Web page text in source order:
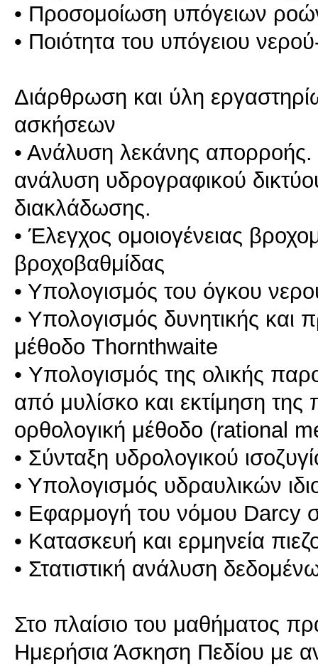
• Προσομοίωση υπόγειων
• Ποιότητα του υπόγειου
Διάρθρωση και ύλη
ασκήσεων
• Ανάλυση λεκάνης
ανάλυση υδρογραφικού
διακλάδωσης.
• Έλεγχος ομοιογένειας
βροχοβαθμίδας
• Υπολογισμός του όγκου
• Υπολογισμός δυνητικής και
μέθοδο Thornthwaite
• Υπολογισμός της ολικής
από μυλίσκο και εκτίμηση
ορθολογική μέθοδο (rational
• Σύνταξη υδρολογικού
• Υπολογισμός υδραυλικών
• Εφαρμογή του νόμου Darcy
• Κατασκευή και ερμηνεία
• Στατιστική ανάλυση
Στο πλαίσιο του μαθήματος
Ημερήσια Άσκηση Πεδίου με